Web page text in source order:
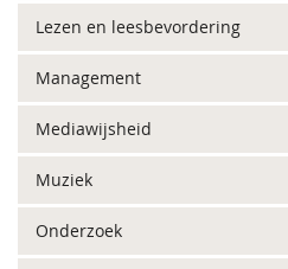
Lezen en leesbevordering
Management
Mediawijsheid
Muziek
Onderzoek